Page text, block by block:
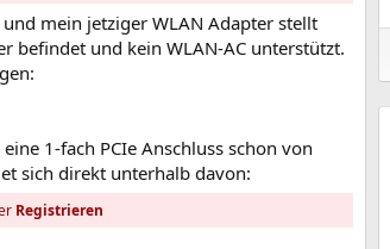
mein jetziger WLAN Adapter stellt
befindet und kein WLAN-AC unterstützt.
1-fach PCIe Anschluss schon von
sich direkt unterhalb davon:
Registrieren